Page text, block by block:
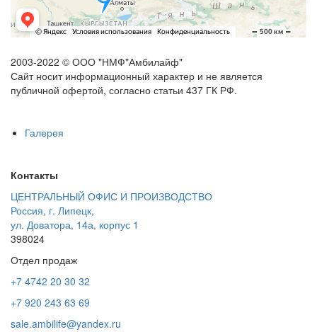
2003-2022 © ООО "НМФ"Амбилайф"
Сайт носит информационный характер и не является
публичной офертой, согласно статьи 437 ГК РФ.
Галерея
Контакты
ЦЕНТРАЛЬНЫЙ ОФИС И ПРОИЗВОДСТВО
Россия, г. Липецк,
ул. Доватора, 14а, корпус 1
398024
Отдел продаж
+7 4742 20 30 32
+7 920 243 63 69
sale.ambilife@yandex.ru